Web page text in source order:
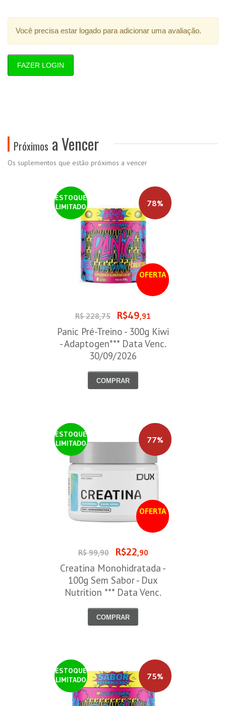
Você precisa estar logado para adicionar uma avaliação.
FAZER LOGIN
Próximos a Vencer
Os suplementos que estão próximos a vencer
ESTOQUE
LIMITADO
OFERTA
78%
R$ 228,75 R$49,91
Panic Pré-Treino - 300g Kiwi
- Adaptogen*** Data Venc.
30/09/2026
COMPRAR
ESTOQUE
LIMITADO
OFERTA
77%
R$ 99,90 R$22,90
Creatina Monohidratada -
100g Sem Sabor - Dux
Nutrition *** Data Venc.
COMPRAR
ESTOQUE
LIMITADO
75%